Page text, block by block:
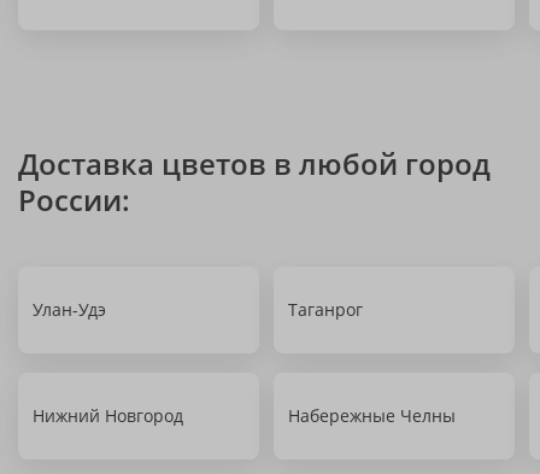
Доставка цветов в любой город
России:
Улан-Удэ Таганрог
Нижний Новгород Набережные Челны